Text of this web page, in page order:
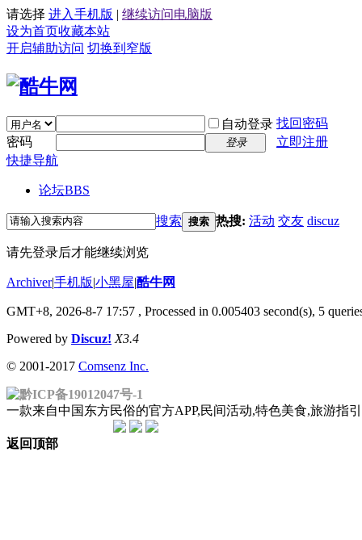
请选择 进入手机版 | 继续访问电脑版
设为首页收藏本站
开启辅助访问 切换到窄版
自动登录 找回密码
密码
登录
立即注册
快捷导航
论坛BBS
搜索 搜索 热搜: 活动 交友 discuz
请先登录后才能继续浏览
Archiver|手机版|小黑屋|酷牛网
GMT+8, 2026-8-7 17:57 , Processed in 0.005403 second(s), 5
Powered by Discuz! X3.4
© 2001-2017 Comsenz Inc.
黔ICP备19012047号-1
一款来自中国东方民俗的官方APP,民间活动,特色美食,旅游
返回顶部